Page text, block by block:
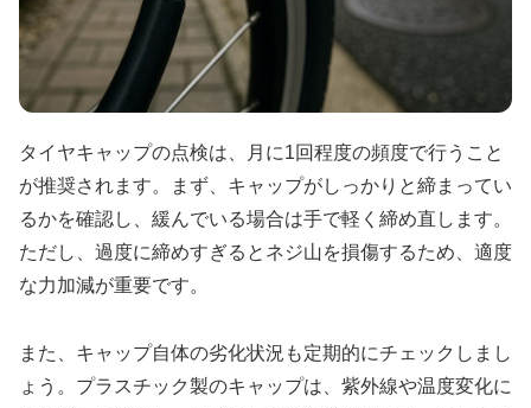
タイヤキャップの点検は、月に1回程度の頻度で行うこと
が推奨されます。まず、キャップがしっかりと締まってい
るかを確認し、緩んでいる場合は手で軽く締め直します。
ただし、過度に締めすぎるとネジ山を損傷するため、適度
な力加減が重要です。
また、キャップ自体の劣化状況も定期的にチェックしまし
ょう。プラスチック製のキャップは、紫外線や温度変化に